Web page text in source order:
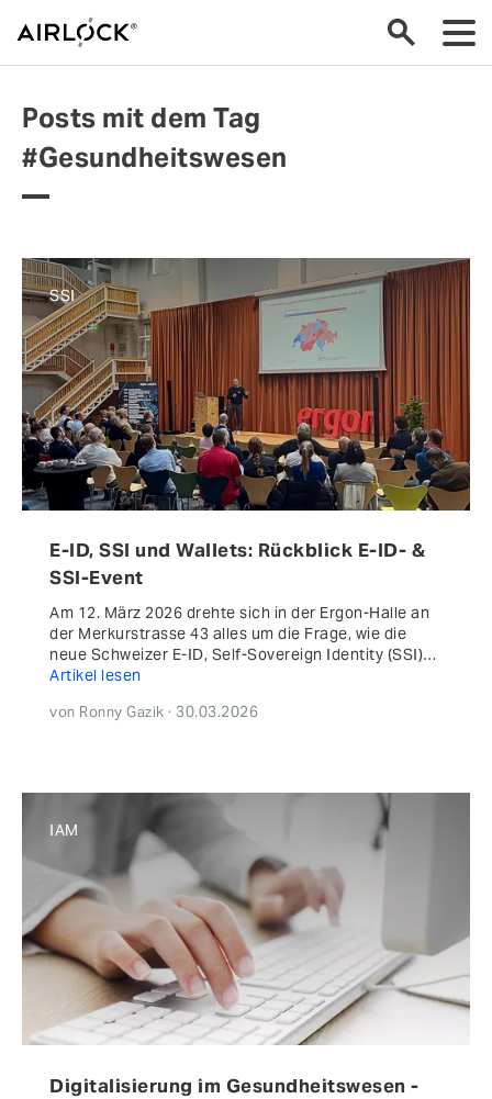
Posts mit dem Tag
#Gesundheitswesen
SSI
E-ID, SSI und Wallets: Rückblick E-ID- &
SSI-Event
Am 12. März 2026 drehte sich in der Ergon-Halle an
der Merkurstrasse 43 alles um die Frage, wie die
neue Schweizer E-ID, Self-Sovereign Identity (SSI)…
Artikel lesen
von Ronny Gazik · 30.03.2026
IAM
Digitalisierung im Gesundheitswesen -